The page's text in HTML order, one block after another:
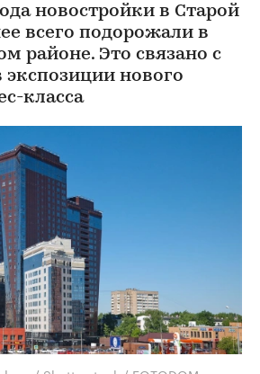
новостройки в Старой
всего подорожали в
районе. Это связано с
нового
класса